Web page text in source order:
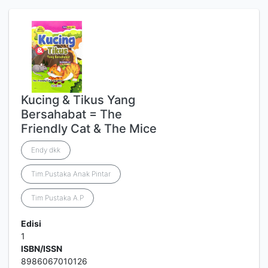
Kucing & Tikus Yang
Bersahabat = The
Friendly Cat & The Mice
Endy dkk
Tim.Pustaka Anak Pintar
Tim Pustaka A.P
Edisi
1
ISBN/ISSN
8986067010126